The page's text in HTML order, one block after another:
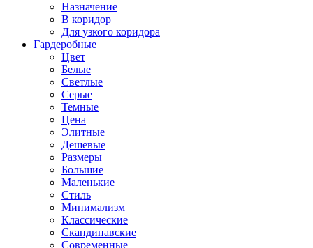
Назначение
В коридор
Для узкого коридора
Гардеробные
Цвет
Белые
Светлые
Серые
Темные
Цена
Элитные
Дешевые
Размеры
Большие
Маленькие
Стиль
Минимализм
Классические
Скандинавские
Современные